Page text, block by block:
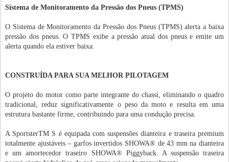
Sistema de Monitoramento da Pressão dos Pneus (TPMS)
O Sistema de Monitoramento da Pressão dos Pneus (TPMS) alerta a baixa
pressão dos pneus. O TPMS exibe a pressão atual dos pneus e emite um
alerta quando ela estiver baixa.
CONSTRUÍDA PARA SUA MELHOR PILOTAGEM
O projeto do motor como parte integrante do chassi, eliminando o quadro
tradicional, reduz significativamente o peso da moto e resulta em uma
estrutura bastante firme, contribuindo para uma condução precisa.
A SportsterTM S é equipada com suspensões dianteira e traseira premium
totalmente ajustáveis – garfos invertidos SHOWA® de 43 mm na dianteira
e um amortecedor traseiro SHOWA® Piggyback. A suspensão traseira